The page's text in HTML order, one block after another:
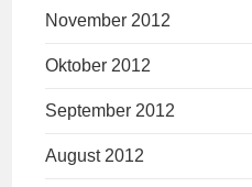
November 2012
Oktober 2012
September 2012
August 2012